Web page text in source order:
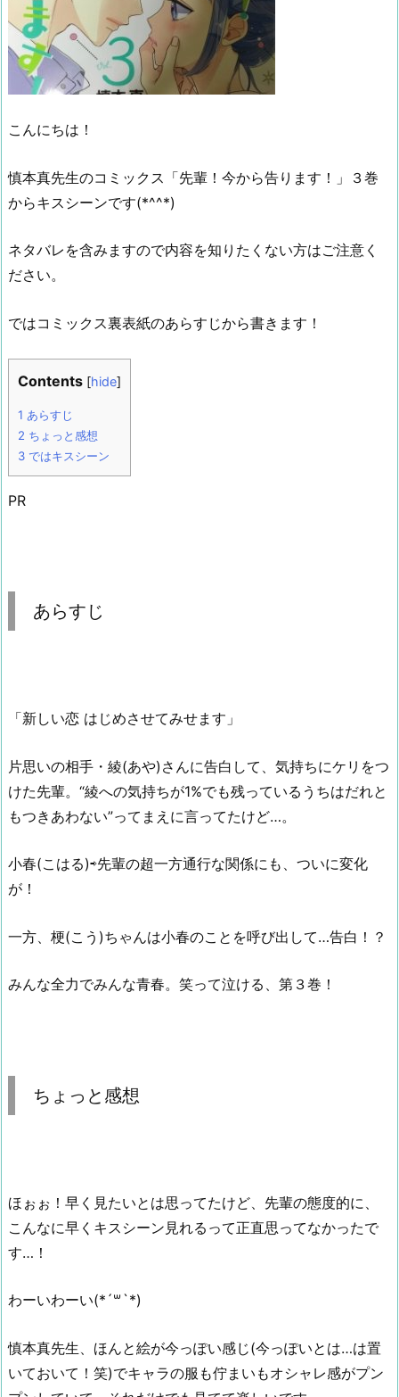
こんにちは！
慎本真先生のコミックス「先輩！今から告ります！」３巻
からキスシーンです(*^^*)
ネタバレを含みますので内容を知りたくない方はご注意く
ださい。
ではコミックス裏表紙のあらすじから書きます！
Contents [hide]
1 あらすじ
2 ちょっと感想
3 ではキスシーン
PR
あらすじ
「新しい恋 はじめさせてみせます」
片思いの相手・綾(あや)さんに告白して、気持ちにケリをつ
けた先輩。“綾への気持ちが1%でも残っているうちはだれと
もつきあわない”ってまえに言ってたけど…。
小春(こはる)⇨先輩の超一方通行な関係にも、ついに変化
が！
一方、梗(こう)ちゃんは小春のことを呼び出して…告白！？
みんな全力でみんな青春。笑って泣ける、第３巻！
ちょっと感想
ほぉぉ！早く見たいとは思ってたけど、先輩の態度的に、
こんなに早くキスシーン見れるって正直思ってなかったで
す…！
わーいわーい(*´꒳`*)
慎本真先生、ほんと絵が今っぽい感じ(今っぽいとは…は置
いておいて！笑)でキャラの服も佇まいもオシャレ感がプン